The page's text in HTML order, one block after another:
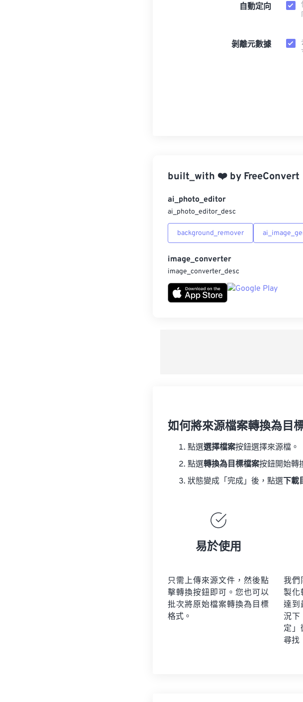
自動定向
剝離元數據
built_with ❤️ by FreeConvert
ai_photo_editor
ai_photo_editor_desc
background_remover
image_converter
image_converter_desc
如何將來源檔案轉換為目
點選選擇檔案按鈕選擇來源檔。
點選轉換為目標檔案按鈕開始轉
狀態變成「完成」後，點選 下載
易於使用
只需上傳來源文件，然後點
擊轉換按鈕即可。您也可以
批次將原始檔案轉換為目標
格式。
我們
製化
達到
況下
定」
尋找